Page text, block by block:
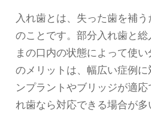
入れ歯とは、失った歯を補
のことです。部分入れ歯と
まの口内の状態によって使
のメリットは、幅広い症例
ンプラントやブリッジが適
れ歯なら対応できる場合が多